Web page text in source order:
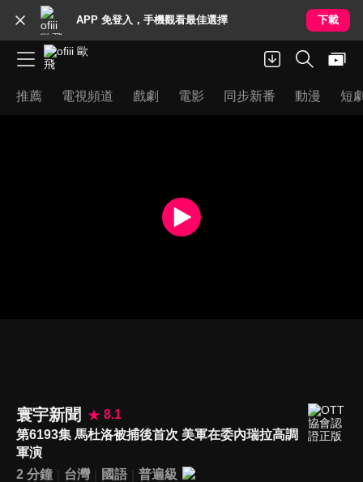
APP 免登入，手機觀看最佳選擇 下載
推薦 電視頻道 戲劇 電影 同步新番 動漫 短
寰宇新聞
8.1
第6193集 馬杜洛被捕後首次 美軍在委內瑞拉高調
軍演
2 分鐘
台灣 國語
普遍級